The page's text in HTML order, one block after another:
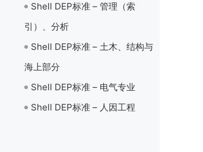
Shell DEP标准 – 管理（索
引）、分析
Shell DEP标准 – 土木、结构与
海上部分
Shell DEP标准 – 电气专业
Shell DEP标准 – 人因工程